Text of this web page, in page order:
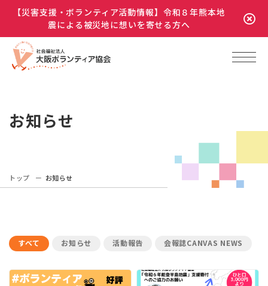
【災害支援・ボランティア活動情報】令和８年熊本地
震による被災地に想いを寄せる方へ
お知らせ
トップ お知らせ
すべて お知らせ 活動報告 会報誌CANVAS NEWS